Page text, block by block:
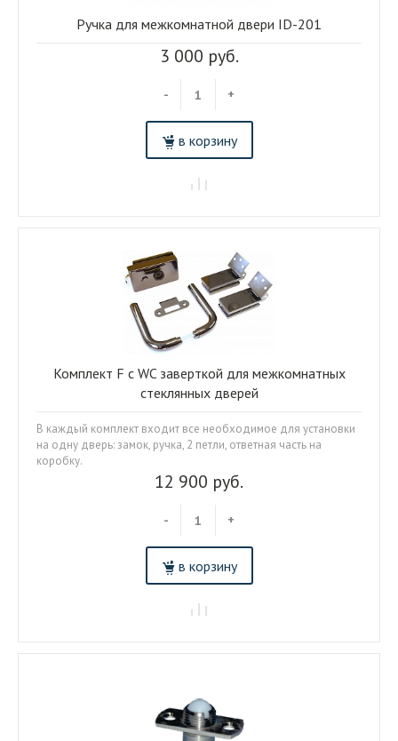
3 000 руб.
- +
в корзину
Ручка для межкомнатной двери ID-201
12 900 руб.
- +
в корзину
Комплект F с WC заверткой для межкомнатных
стеклянных дверей
В каждый комплект входит все необходимое для установки
на одну дверь: замок, ручка, 2 петли, ответная часть на
коробку.